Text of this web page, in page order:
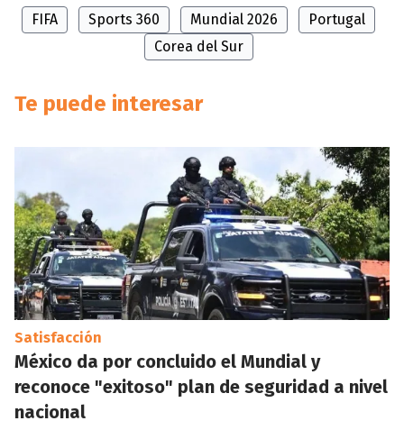
FIFA Sports 360 Mundial 2026
Portugal
Corea del Sur
Te puede interesar
Satisfacción
México da por concluido el Mundial y
reconoce "exitoso" plan de seguridad a nivel
nacional